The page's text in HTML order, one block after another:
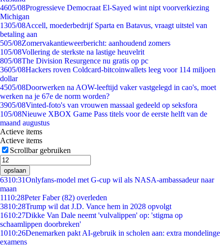
4605/08Progressieve Democraat El-Sayed wint nipt voorverkiezing
Michigan
1305/08Accell, moederbedrijf Sparta en Batavus, vraagt uitstel van
betaling aan
505/08Zomervakantieweerbericht: aanhoudend zomers
105/08Vollering de sterkste na lastige heuvelrit
805/08The Division Resurgence nu gratis op pc
3605/08Hackers roven Coldcard-bitcoinwallets leeg voor 114 miljoen
dollar
4505/08Doorwerken na AOW-leeftijd vaker vastgelegd in cao's, moet
werken na je 67e de norm worden?
3905/08Vinted-foto's van vrouwen massaal gedeeld op seksfora
105/08Nieuwe XBOX Game Pass titels voor de eerste helft van de
maand augustus
Actieve items
Actieve items
Scrollbar gebruiken
opslaan
6310:31Onlyfans-model met G-cup wil als NASA-ambassadeur naar
maan
1110:28Peter Faber (82) overleden
3810:28Trump wil dat J.D. Vance hem in 2028 opvolgt
1610:27Dikke Van Dale neemt 'vulvalippen' op: 'stigma op
schaamlippen doorbreken'
1010:26Denemarken pakt AI-gebruik in scholen aan: extra mondelinge
examens